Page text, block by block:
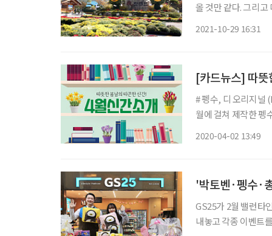
올 것만 같다. 그리고
2021-10-29 16:31
[카드뉴스] 따뜻
# 펭수, 디 오리지널
월에 걸쳐 제작한 펭
2020-04-02 13:49
'박토벤·펭수·
GS25가 2월 밸런타
내놓고 각종 이벤트